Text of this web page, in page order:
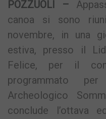
POZZUOLI –
canoa si sono
novembre, in una
estiva, presso il
Felice, per il
programmato
Archeologico
conclude l’ottava